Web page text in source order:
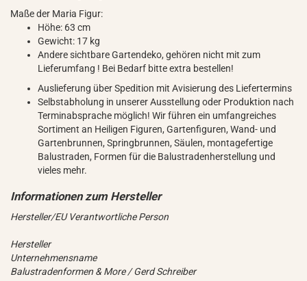
Maße der Maria Figur:
Höhe: 63 cm
Gewicht: 17 kg
Andere sichtbare Gartendeko, gehören nicht mit zum
Lieferumfang ! Bei Bedarf bitte extra bestellen!
Auslieferung über Spedition mit Avisierung des Liefertermins
Selbstabholung in unserer Ausstellung oder Produktion nach
Terminabsprache möglich! Wir führen ein umfangreiches
Sortiment an Heiligen Figuren, Gartenfiguren, Wand- und
Gartenbrunnen, Springbrunnen, Säulen, montagefertige
Balustraden, Formen für die Balustradenherstellung und
vieles mehr.
Hersteller/EU Verantwortliche Person
Hersteller
Unternehmensname
Balustradenformen & More / Gerd Schreiber